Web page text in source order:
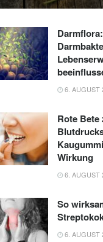
6. AUGUST
Rote Bete
Wirkung
6. AUGUST
So
6. AUGUST